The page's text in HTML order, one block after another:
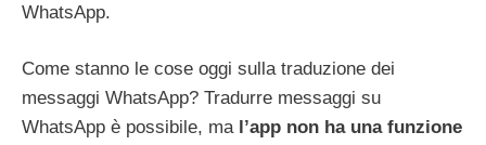
WhatsApp.
Come stanno le cose oggi sulla traduzione dei
messaggi WhatsApp? Tradurre messaggi su
WhatsApp è possibile, ma l’app non ha una funzione